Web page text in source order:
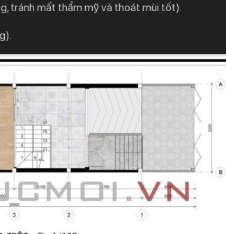
tránh mất thẩm mỹ và thoát mùi tốt).